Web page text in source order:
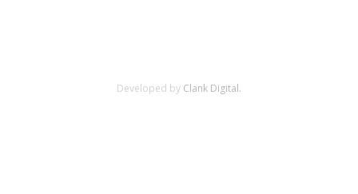
Developed by Clank Digital.